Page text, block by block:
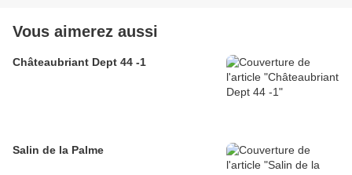
Vous aimerez aussi
Châteaubriant Dept 44 -1
Salin de la Palme